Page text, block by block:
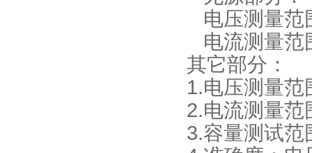
电压测量范
电流测量范
其它部分：
1.电压测量
2.电流测量范
3.容量测试范